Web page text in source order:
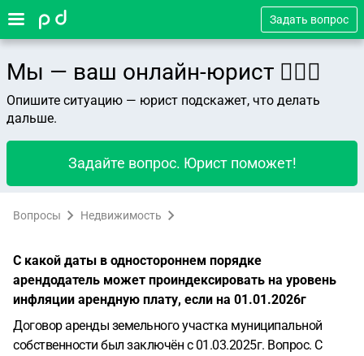
Задать вопрос
Мы — ваш онлайн-юрист 👨🏻‍⚖️
Опишите ситуацию — юрист подскажет, что делать
дальше.
Задайте вопрос. Юрист поможет!
Вопросы Недвижимость
С какой даты в одностороннем порядке
арендодатель может проиндексировать на уровень
инфляции арендную плату, если на 01.01.2026г
Договор аренды земельного участка муниципальной
собственности был заключён с 01.03.2025г. Вопрос. С